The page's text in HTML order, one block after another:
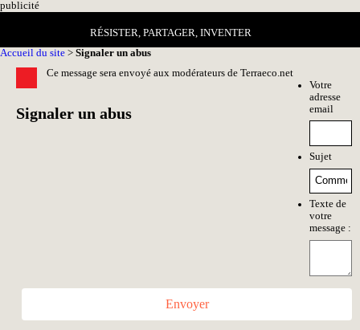
publicité
RÉSISTER, PARTAGER, INVENTER
Accueil du site > Signaler un abus
Ce message sera envoyé aux modérateurs de Terraeco.net
Signaler un abus
Votre
adresse
email
Sujet
Texte de
votre
message :
Envoyer